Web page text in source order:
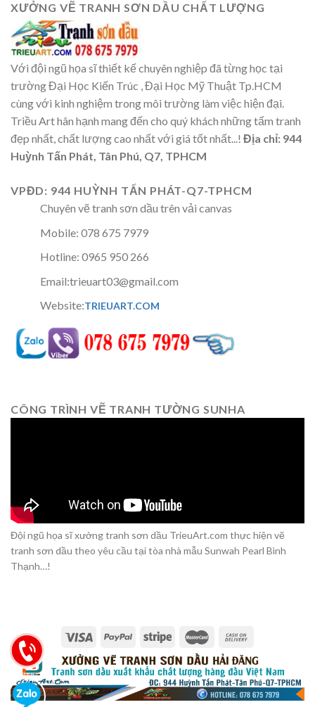
XƯỞNG VẼ TRANH SƠN DẦU CHẤT LƯỢNG
Với đội ngũ họa sĩ thiết kế chuyên nghiệp đã từng học tại
trường Đại Học Kiến Trúc , Đại Học Mỹ Thuật Tp.HCM
cùng với kinh nghiệm trong môi trường làm việc hiện đại.
Triều Art hân hạnh mang đến cho quý khách những tấm tranh
đẹp nhất, chất lượng cao nhất với giá tốt nhất...! Địa chỉ: 944
Huỳnh Tấn Phát, Tân Phú, Q7, TPHCM
VPĐD: 944 HUỲNH TẤN PHÁT-Q7-TPHCM
Chuyên vẽ tranh sơn dầu trên vải canvas
Mobile: 078 675 7979
Hotline: 0965 950 266
Email:trieuart03@gmail.com
Website:TRIEUART.COM
CÔNG TRÌNH VẼ TRANH TƯỜNG SUNHA
Đội ngũ họa sĩ xưởng tranh sơn dầu TrieuArt.com thực hiện vẽ
tranh sơn dầu theo yêu cầu tại tòa nhà mẫu Sunwah Pearl Bình
Thạnh…!